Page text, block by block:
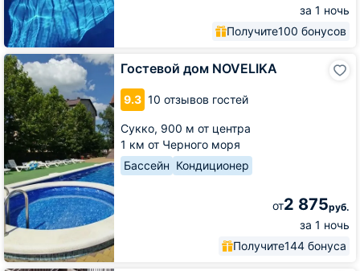
за 1 ночь
Получите100 бонусов
Гостевой дом NOVELIKA
9.3 10 отзывов гостей
Сукко, 900 м от центра
1 км от Черного моря
Бассейн Кондиционер
от2 875руб.
за 1 ночь
Получите144 бонуса
Гостевой
дом
NOVELIKA